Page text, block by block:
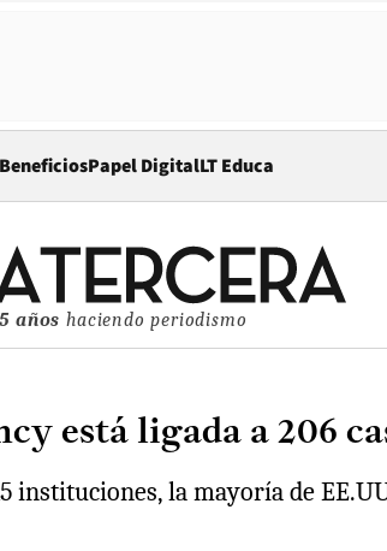
Papel DigitalOpens in new window
LT Educa
años haciendo periodismo
está ligada a 206
la mayoría de